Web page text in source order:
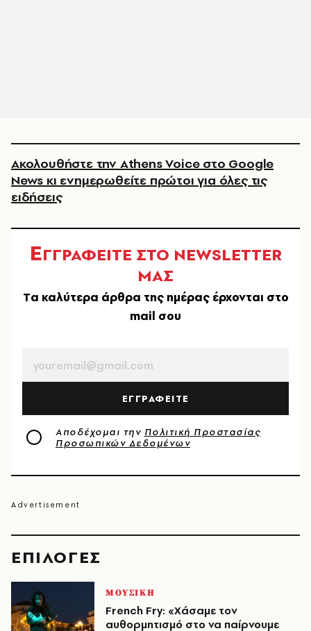
EΠΙΛΟΓΈΣ
ΜΟΥΣΙΚΗ
French Fry: «Χάσαμε τον
αυθορμητισμό στο να παίρνουμε
Ακολουθήστε την Athens Voice στο Google
News κι ενημερωθείτε πρώτοι για όλες τις
ειδήσεις
ΕΓΓΡΑΦΕΙΤΕ ΣΤΟ NEWSLETTER
ΜΑΣ
Tα καλύτερα άρθρα της ημέρας έρχονται στο
mail σου
ΕΓΓΡΑΦΕΙΤΕ
Αποδέχομαι την Πολιτική Προστασίας
Προσωπικών Δεδομένων